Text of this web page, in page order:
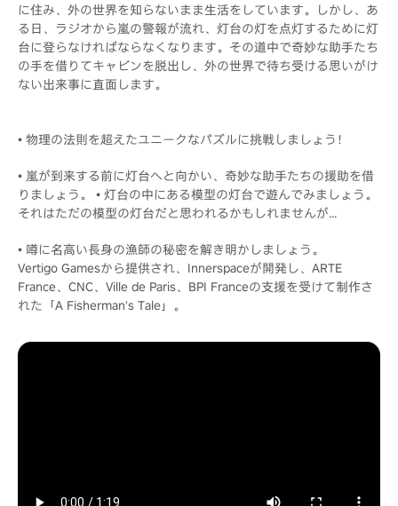
に住み、外の世界を知らないまま生活をしています。しかし、あ
る日、ラジオから嵐の警報が流れ、灯台の灯を点灯するために灯
台に登らなければならなくなります。その道中で奇妙な助手たち
の手を借りてキャビンを脱出し、外の世界で待ち受ける思いがけ
ない出来事に直面します。
• 物理の法則を超えたユニークなパズルに挑戦しましょう！
• 嵐が到来する前に灯台へと向かい、奇妙な助手たちの援助を借
りましょう。 • 灯台の中にある模型の灯台で遊んでみましょう。
それはただの模型の灯台だと思われるかもしれませんが…
• 噂に名高い長身の漁師の秘密を解き明かしましょう。
Vertigo Gamesから提供され、Innerspaceが開発し、ARTE
France、CNC、Ville de Paris、BPI Franceの支援を受けて制作さ
れた「A Fisherman's Tale」。